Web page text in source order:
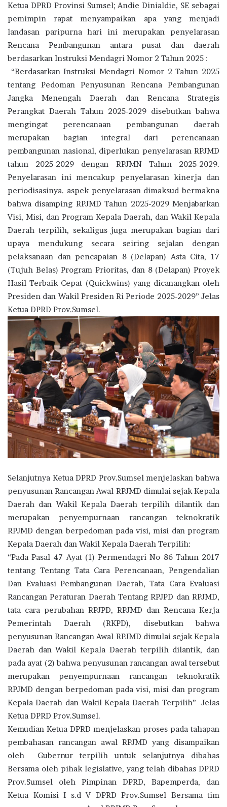
Ketua DPRD Provinsi Sumsel; Andie Dinialdie, SE sebagai
pemimpin rapat menyampaikan apa yang menjadi
landasan paripurna hari ini merupakan penyelarasan
Rencana Pembangunan antara pusat dan daerah
berdasarkan Instruksi Mendagri Nomor 2 Tahun 2025 :
“Berdasarkan Instruksi Mendagri Nomor 2 Tahun 2025
tentang Pedoman Penyusunan Rencana Pembangunan
Jangka Menengah Daerah dan Rencana Strategis
Perangkat Daerah Tahun 2025-2029 disebutkan bahwa
mengingat perencanaan pembangunan daerah
merupakan bagian integral dari perencanaan
pembangunan nasional, diperlukan penyelarasan RPJMD
tahun 2025-2029 dengan RPJMN Tahun 2025-2029.
Penyelarasan ini mencakup penyelarasan kinerja dan
periodisasinya. aspek penyelarasan dimaksud bermakna
bahwa disamping RPJMD Tahun 2025-2029 Menjabarkan
Visi, Misi, dan Program Kepala Daerah, dan Wakil Kepala
Daerah terpilih, sekaligus juga merupakan bagian dari
upaya mendukung secara seiring sejalan dengan
pelaksanaan dan pencapaian 8 (Delapan) Asta Cita, 17
(Tujuh Belas) Program Prioritas, dan 8 (Delapan) Proyek
Hasil Terbaik Cepat (Quickwins) yang dicanangkan oleh
Presiden dan Wakil Presiden Ri Periode 2025-2029” Jelas
Ketua DPRD Prov.Sumsel.
Selanjutnya Ketua DPRD Prov.Sumsel menjelaskan bahwa
penyusunan Rancangan Awal RPJMD dimulai sejak Kepala
Daerah dan Wakil Kepala Daerah terpilih dilantik dan
merupakan penyempurnaan rancangan teknokratik
RPJMD dengan berpedoman pada visi, misi dan program
Kepala Daerah dan Wakil Kepala Daerah Terpilih:
“Pada Pasal 47 Ayat (1) Permendagri No 86 Tahun 2017
tentang Tentang Tata Cara Perencanaan, Pengendalian
Dan Evaluasi Pembangunan Daerah, Tata Cara Evaluasi
Rancangan Peraturan Daerah Tentang RPJPD dan RPJMD,
tata cara perubahan RPJPD, RPJMD dan Rencana Kerja
Pemerintah Daerah (RKPD), disebutkan bahwa
penyusunan Rancangan Awal RPJMD dimulai sejak Kepala
Daerah dan Wakil Kepala Daerah terpilih dilantik, dan
pada ayat (2) bahwa penyusunan rancangan awal tersebut
merupakan penyempurnaan rancangan teknokratik
RPJMD dengan berpedoman pada visi, misi dan program
Kepala Daerah dan Wakil Kepala Daerah Terpilih” Jelas
Ketua DPRD Prov.Sumsel.
Kemudian Ketua DPRD menjelaskan proses pada tahapan
pembahasan rancangan awal RPJMD yang disampaikan
oleh Gubernur terpilih untuk selanjutnya dibahas
Bersama oleh pihak legislative, yang telah dibahas DPRD
Prov.Sumsel oleh Pimpinan DPRD, Bapemperda, dan
Ketua Komisi I s.d V DPRD Prov.Sumsel Bersama tim